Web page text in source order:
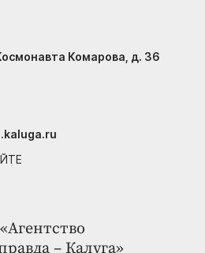
– Калуга»
Комарова, д. 36